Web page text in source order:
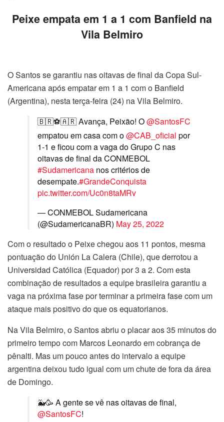
Peixe empata em 1 a 1 com Banfield na
Vila Belmiro
O Santos se garantiu nas oitavas de final da Copa Sul-
Americana após empatar em 1 a 1 com o Banfield
(Argentina), nesta terça-feira (24) na Vila Belmiro.
🇧🇷⚽🇦🇷 Avança, Peixão! O@SantosFC
empatou em casa com o@CAB_oficial por
1-1 e ficou com a vaga do Grupo C nas
oitavas de final da CONMEBOL
#Sudamericana nos critérios de
desempate.#GrandeConquista
pic.twitter.com/Uc0n8taMRv
— CONMEBOL Sudamericana
(@SudamericanaBR) May 25, 2022
Com o resultado o Peixe chegou aos 11 pontos, mesma
pontuação do Unión La Calera (Chile), que derrotou a
Universidad Católica (Equador) por 3 a 2. Com esta
combinação de resultados a equipe brasileira garantiu a
vaga na próxima fase por terminar a primeira fase com um
ataque mais positivo do que os equatorianos.
Na Vila Belmiro, o Santos abriu o placar aos 35 minutos do
primeiro tempo com Marcos Leonardo em cobrança de
pênalti. Mas um pouco antes do intervalo a equipe
argentina deixou tudo igual com um chute de fora da área
de Domingo.
🐳🥳 A gente se vê nas oitavas de final,
@SantosFC!